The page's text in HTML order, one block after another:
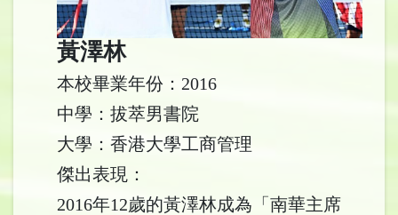
黃澤林
本校畢業年份：2016
中學：拔萃男書院
大學：香港大學工商管理
傑出表現：
2016年12歲的黃澤林成為「南華主席